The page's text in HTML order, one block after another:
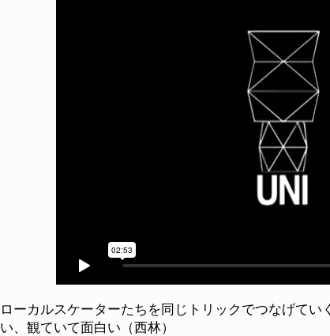
ローカルスケーターたちを同じトリックでつなげて
い、観ていて面白い（西林）